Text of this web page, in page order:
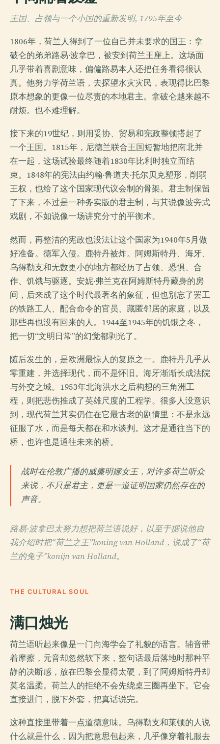
王国、占领与一个小国的重新发明, 1795年至今
1806年，荷兰人得到了一位自己并未要求的国王：拿
破仑的弟弟路易·波拿巴，被安到荷兰王座上。这场面
几乎带着喜剧意味，偏偏路易本人还把任务看得很认
真。他努力学荷兰语，去探望水灾灾民，表现得比巴黎
原本想象的更像一位尽责的本地君主。拿破仑越来越不
耐烦。也不难理解。
接下来的19世纪，则用妥协、贸易和宪政整顿搭起了
一个王国。1815年，尼德兰联合王国短暂地把南北并
在一起，这场试验最终随着1830年比利时独立而结
束。1848年的宪法由约翰·鲁道夫·托尔贝克塑形，削弱
王权，也给了这个国家现代议会制的骨架。君主制保留
了下来，不过是一种务实版的君主制，与其说像波旁式
戏剧，不如说像一场讲究分寸的平衡术。
然而，再整洁的宪政也没法让这个国家为1940年5月做
好准备。德军入侵。鹿特丹被炸。阿姆斯特丹、海牙、
乌得勒支和无数更小的地方都经历了占领、恐惧、合
作、饥饿与驱逐。安妮·弗兰克在阿姆斯特丹藏身的房
间，后来成了这个时代最著名的象征，但也别忘了罢工
的铁路工人、配合命令的官员、藏匿邻居的家庭，以及
那些再也没有回来的人。1944至1945年的饥饿之冬，
把一切“文明日常”的幻觉都剥光了。
随后发生的，是欧洲最惊人的复原之一。鹿特丹几乎从
零重建，并选择现代，而不是怀旧。海牙渐渐长成法院
与外交之城。1953年北海洪水之后构想的三角洲工
程，则把悲伤推成了英雄尺度的工程学。很多人没意识
到，现代荷兰其实仍住在它最古老的剧情里：不是永远
征服了水，而是每天都在和水谈判。这才是通往当下的
桥，也许也是通往未来的桥。
战时在伦敦广播的威廉明娜女王，对许多荷兰听众
来说，不只是君主，更是一道证明国家仍然存在的
声音。
路易·波拿巴太努力想把荷兰语说好，以至于据说他自
我介绍时把“荷兰之王”koning van Holland，说成了“荷
兰的兔子”konijn van Holland。
THE CULTURAL SOUL
满口烛光
荷兰语听起来像是一门向海学会了礼貌的语言。辅音带
着摩擦，元音却忽然软下来，整句话最后落地时那种平
静的决断感，放在巴黎会显得太硬，到了阿姆斯特丹却
莫名温柔。荷兰人的拒绝不会先绕桌三圈再坐下。它会
直接进门，脱下外套，把真话说完。
这种直接里带着一点道德意味。乌得勒支和莱顿的人说
什么就是什么，因为把意思包起来，几乎像穿着礼服去